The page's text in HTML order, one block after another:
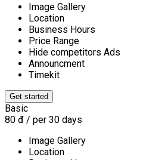
Image Gallery
Location
Business Hours
Price Range
Hide competitors Ads
Announcment
Timekit
Basic
80 đ / per 30 days
Image Gallery
Location